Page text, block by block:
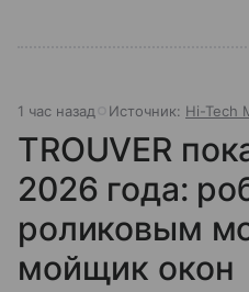
1 час назад Источник: Hi-Tech
TROUVER
2026 года:
роликовым
мойщик окон